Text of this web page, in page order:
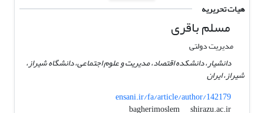
هیات تحریریه
مسلم باقری
مدیریت دولتی
دانشیار، دانشکده اقتصاد، مدیریت و علوم اجتماعی، دانشگاه شیراز،
شیراز، ایران
ensani.ir/fa/article/author/142179
bagherimoslem
shirazu.ac.ir